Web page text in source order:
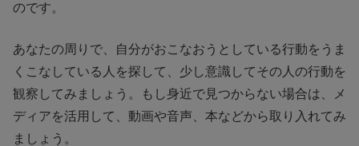
のです。
あなたの周りで、自分がおこなおうとしている行動をうま
くこなしている人を探して、少し意識してその人の行動を
観察してみましょう。もし身近で見つからない場合は、メ
ディアを活用して、動画や音声、本などから取り入れてみ
ましょう。